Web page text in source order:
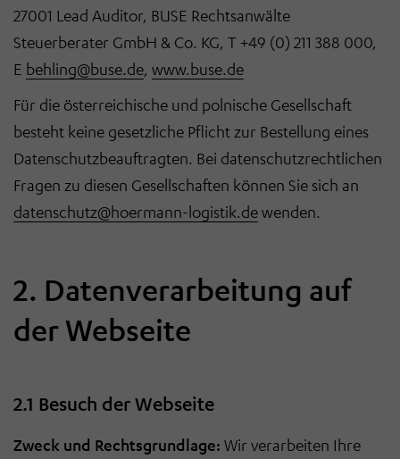
27001 Lead Auditor, BUSE Rechtsanwälte
Steuerberater GmbH & Co. KG, T +49 (0) 211 388 000,
E behling@buse.de, www.buse.de
Für die österreichische und polnische Gesellschaft
besteht keine gesetzliche Pflicht zur Bestellung eines
Datenschutzbeauftragten. Bei datenschutzrechtlichen
Fragen zu diesen Gesellschaften können Sie sich an
datenschutz@hoermann-logistik.dewenden.
2. Datenverarbeitung auf
der Webseite
2.1 Besuch der Webseite
Zweck und Rechtsgrundlage: Wir verarbeiten Ihre